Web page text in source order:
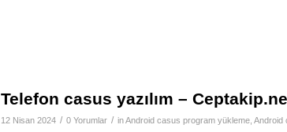
Telefon casus yazılım –
12 Nisan 2024 / 0 Yorumlar / inAndroid casus program yükleme Android